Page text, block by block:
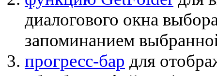
диалогового окна
запоминанием
прогресс-бар для